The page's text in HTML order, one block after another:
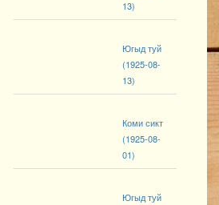
13)
Югыд туй
(1925-08-
13)
Коми сикт
(1925-08-
01)
Югыд туй